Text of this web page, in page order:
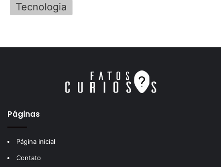
Tecnologia
Páginas
Página inicial
Contato